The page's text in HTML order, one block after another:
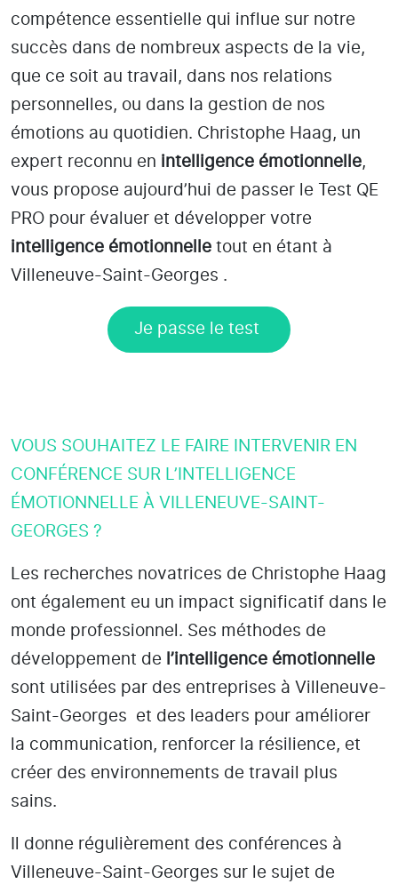
compétence essentielle qui influe sur notre
succès dans de nombreux aspects de la vie,
que ce soit au travail, dans nos relations
personnelles, ou dans la gestion de nos
émotions au quotidien. Christophe Haag, un
expert reconnu en intelligence émotionnelle,
vous propose aujourd’hui de passer le Test QE
PRO pour évaluer et développer votre
intelligence émotionnelle tout en étant à
Villeneuve-Saint-Georges .
Je passe le test
VOUS SOUHAITEZ LE FAIRE INTERVENIR EN
CONFÉRENCE SUR L’INTELLIGENCE
ÉMOTIONNELLE À VILLENEUVE-SAINT-
GEORGES ?
Les recherches novatrices de Christophe Haag
ont également eu un impact significatif dans le
monde professionnel. Ses méthodes de
développement de l’intelligence émotionnelle
sont utilisées par des entreprises à Villeneuve-
Saint-Georges
et des leaders pour améliorer
la communication, renforcer la résilience, et
créer des environnements de travail plus
sains.
Il donne régulièrement des conférences à
Villeneuve-Saint-Georges sur le sujet de